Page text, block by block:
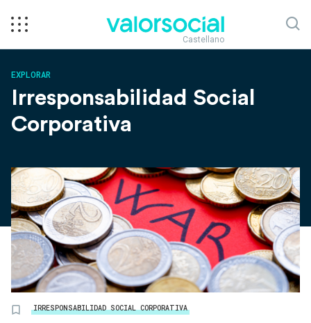
Castellano
EXPLORAR
Irresponsabilidad Social
Corporativa
IRRESPONSABILIDAD SOCIAL CORPORATIVA